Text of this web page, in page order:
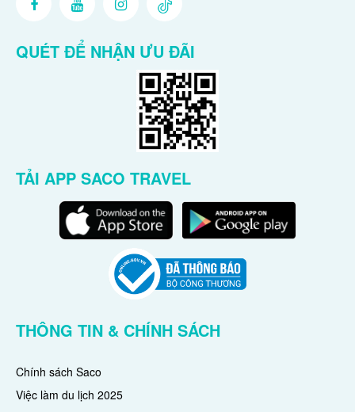
QUÉT ĐỂ NHẬN ƯU ĐÃI
TẢI APP SACO TRAVEL
THÔNG TIN & CHÍNH SÁCH
Chính sách Saco
Việc làm du lịch 2025